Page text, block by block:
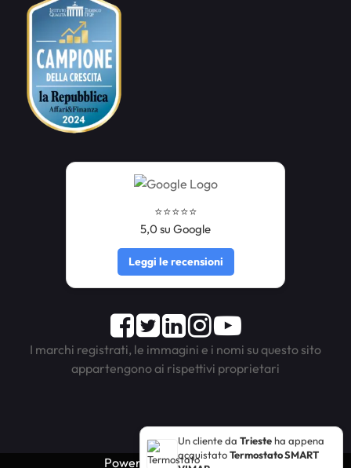
Un cliente da Triesteha appena
acquistatoTermostato SMART
⭐️⭐️⭐️⭐️⭐️
5,0 su Google
Leggi le recensioni
Facebook
TwitterLinkedInInstagram
Youtube
I marchi registrati, le immagini e i nomi su questo sito
appartengono ai rispettivi proprietari
Powered byPassepartout